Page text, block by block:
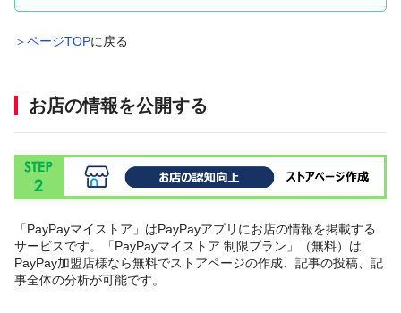
＞ページTOPに戻る
お店の情報を公開する
「PayPayマイストア」はPayPayアプリにお店の情報を掲載する
サービスです。「PayPayマイストア 制限プラン」（無料）は
PayPay加盟店様なら無料でストアページの作成、記事の投稿、記
事全体の分析が可能です。